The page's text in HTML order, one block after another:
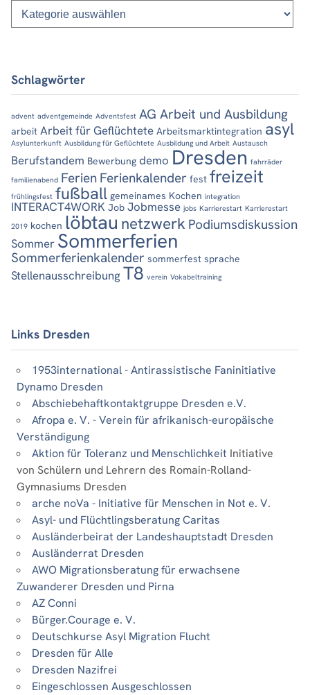
Schlagwörter
advent adventgemeinde Adventsfest AG Arbeit und Ausbildung
arbeit Arbeit für Geflüchtete Arbeitsmarktintegration asyl
Asylunterkunft Ausbildung für Geflüchtete Ausbildung und Arbeit Austausch
Berufstandem Bewerbung demo Dresden fahrräder
familienabend Ferien Ferienkalender fest freizeit
frühlingsfest fußball gemeinames Kochen integration
INTERACT4WORK Job Jobmesse jobs Karrierestart Karrierestart
2019 kochen löbtau netzwerk Podiumsdiskussion
Sommer Sommerferien
Sommerferienkalender sommerfest sprache
Stellenausschreibung T8 verein Vokabeltraining
Links Dresden
1953international - Antirassistische Faninitiative
Dynamo Dresden
Abschiebehaftkontaktgruppe Dresden e.V.
Afropa e. V. - Verein für afrikanisch-europäische
Verständigung
Aktion für Toleranz und Menschlichkeit Initiative
von Schülern und Lehrern des Romain-Rolland-
Gymnasiums Dresden
arche noVa - Initiative für Menschen in Not e. V.
Asyl- und Flüchtlingsberatung Caritas
Ausländerbeirat der Landeshauptstadt Dresden
Ausländerrat Dresden
AWO Migrationsberatung für erwachsene
Zuwanderer Dresden und Pirna
AZ Conni
Bürger.Courage e. V.
Deutschkurse Asyl Migration Flucht
Dresden für Alle
Dresden Nazifrei
Eingeschlossen Ausgeschlossen